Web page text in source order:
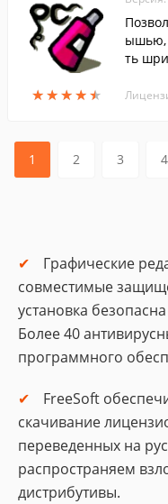
★★★★★
★★★★★
ышью,
ть
пр.
1 2 3 4
Графические
совместимые
установка
Более 40
программного
FreeSoft
скачивание
переведенных на
распространяем
дистрибутивы.